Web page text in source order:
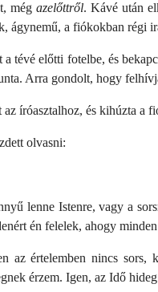
még azelőttről. Kávé után
ágynemű, a fiókokban régi
a tévé előtti fotelbe, és
Arra gondolt, hogy
íróasztalhoz, és kihúzta a
olvasni:
lenne Istenre, vagy a
én felelek, ahogy
az értelemben nincs sors,
érzem. Igen, az Idő